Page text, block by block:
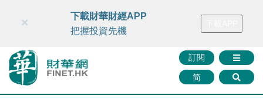
財華智庫網 FINTV FINMETA 財華證券 媒體矩陣
訂閱
简
×
下載財華財經APP
把握投資先機